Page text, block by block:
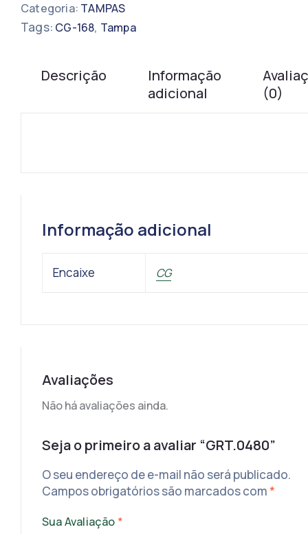
Categoria: TAMPAS
Tags: CG-168, Tampa
Descrição
Informação
adicional
(0)
Informação adicional
Encaixe CG
Avaliações
Não há avaliações ainda.
Seja o primeiro a avaliar “GRT.0480”
O seu endereço de e-mail não será publicado.
Campos obrigatórios são marcados com*
Sua Avaliação *